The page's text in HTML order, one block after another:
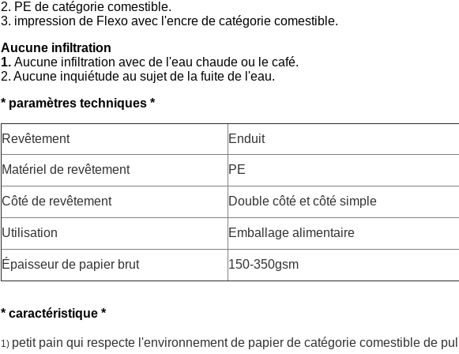
2. PE de catégorie comestible.
3. impression de Flexo avec l'encre de catégorie comestible.
Aucune infiltration
1. Aucune infiltration avec de l'eau chaude ou le café.
2. Aucune inquiétude au sujet de la fuite de l'eau.
* paramètres techniques *
Revêtement Enduit
Matériel de revêtement PE
Côté de revêtement Double côté et côté simple
Utilisation Emballage alimentaire
Épaisseur de papier brut 150-350gsm
* caractéristique *
1) petit pain qui respecte l'environnement de papier de catégorie comestible de